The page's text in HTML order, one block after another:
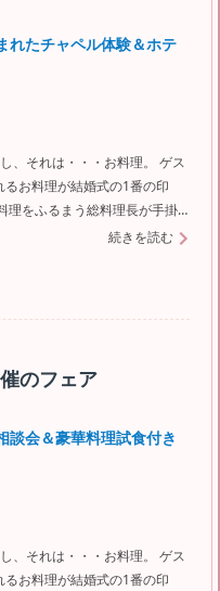
れたチャペル体験＆ホテ
、それは・・・お料理。 ゲス
るお料理が結婚式の1番の印
理をふるまう総料理長が手掛
を是非ご賞味ください！ 人気
続きを読む
のフェア
談会＆豪華料理試食付き
、それは・・・お料理。 ゲス
るお料理が結婚式の1番の印